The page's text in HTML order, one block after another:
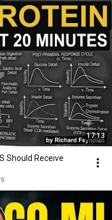
17:13
Should Receive